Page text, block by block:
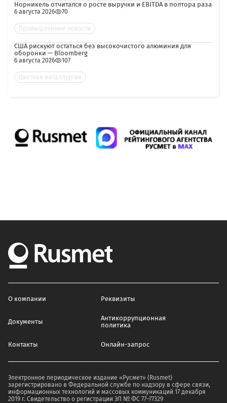
Норникель отчитался о росте выручки и EBITDA в полтора раза
6 августа 2026 70
Промышленные новости
США рискуют остаться без высокочистого алюминия для
оборонки — Bloomberg
6 августа 2026 107
Цветная металлургия
О компании Реквизиты
Документы
Антикоррупционная
политика
Контакты Онлайн-запрос
Электронное периодическое издание «Русмет» (Rusmet)
зарегистрировано в Федеральной службе по надзору в сфере связи,
информационных технологий и массовых коммуникаций 17 декабря
2019 г. Свидетельство о регистрации ЭЛ № ФС 77–77329